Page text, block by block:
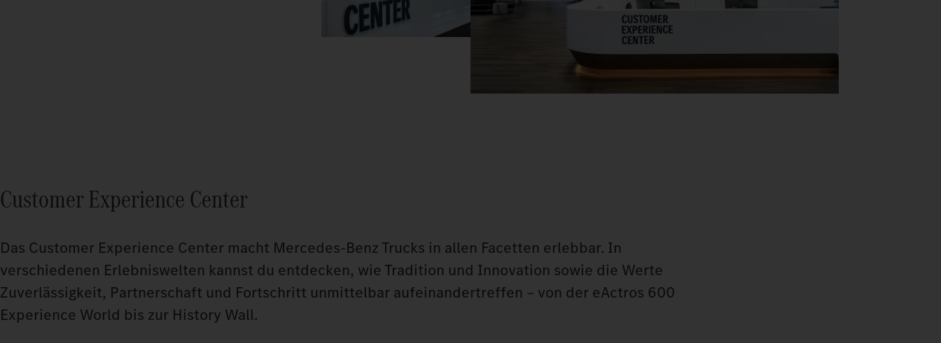
Customer Experience Center
Das Customer Experience Center macht Mercedes-Benz Trucks in allen Facetten erlebbar. In
verschiedenen Erlebniswelten kannst du entdecken, wie Tradition und Innovation sowie die Werte
Zuverlässigkeit, Partnerschaft und Fortschritt unmittelbar aufeinandertreffen – von der eActros 600
Experience World bis zur History Wall.